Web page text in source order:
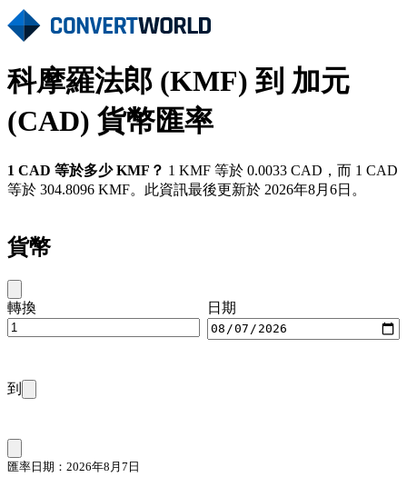
科摩羅法郎 (KMF) 到 加元
(CAD) 貨幣匯率
1 CAD 等於多少 KMF？ 1 KMF 等於 0.0033 CAD，而 1 CAD
等於 304.8096 KMF。此資訊最後更新於 2026年8月6日。
貨幣
轉換 日期
到
匯率日期：2026年8月7日